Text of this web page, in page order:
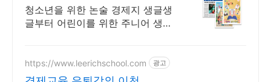
온 가족이 한경독자
청소년을 위한 논술 경제지 생글생
글부터 어린이를 위한 주니어 생글
전문 경제지를 만나보세요.
https://www.leerichschool.com 광고